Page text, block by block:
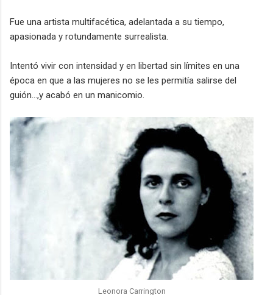
objeto tridimensional y multifacético. Los pintores de la corte
eran los agentes dobles definitivos, y dominaban el arte de la
Fue una artista multifacética, adelantada a su tiempo,
apasionada y rotundamente surrealista.
ntentó vivir con intensidad y en libertad sin límites en una
época en que a las mujeres no se les permitía salirse del
guión...,y acabó en un manicomio.
Leonora Carrington